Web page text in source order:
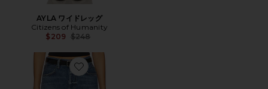
AYLA ワイドレッグ
Citizens of Humanity
$209 Previous price:
$248
Favorite ANNINA ストレート